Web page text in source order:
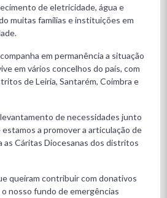
de eletricidade, água e
muitas famílias e instituições em
em permanência a situação
em vários concelhos do país, com
de Leiria, Santarém, Coimbra e
de necessidades junto
a promover a articulação de
as Cáritas Diocesanas dos distritos
queiram contribuir com donativos
nosso fundo de emergências